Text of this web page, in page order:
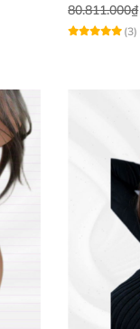
và sản xuất tại
tưởng cho sự cân
lượng vừa
đặn, tự nhiên
gọn, tôn dáng
80.811.000₫
(3)